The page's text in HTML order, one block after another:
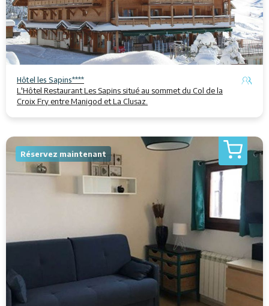
Hôtel les Sapins****
L'⁩⁦Hôtel⁩ ⁩⁦Restaurant Les Sapins⁩⁦ situé au sommet du Col de la
Croix Fry entre ⁩⁦Manigod⁩⁦ et La Clusaz.⁩
Réservez maintenant